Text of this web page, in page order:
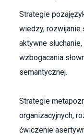
Strategie
wiedzy, rozwijanie
aktywne
wzbogacania
semantycznej.
Strategie
organizacyjnych,
ćwiczenie